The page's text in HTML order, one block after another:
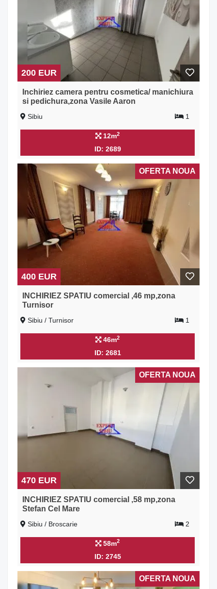
200 EUR
Inchiriez camera pentru cosmetica/ manichiura
si pedichura,zona Vasile Aaron
Sibiu 1
12m2
ID: 2689
OFERTA NOUA
400 EUR
INCHIRIEZ SPATIU comercial ,46 mp,zona
Turnisor
Sibiu / Turnisor 1
46m2
ID: 2681
OFERTA NOUA
470 EUR
INCHIRIEZ SPATIU comercial ,58 mp,zona
Stefan Cel Mare
Sibiu / Broscarie 2
58m2
ID: 2745
OFERTA NOUA